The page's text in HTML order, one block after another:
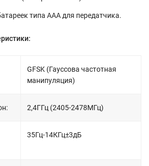
типа ААА для передатчика.
GFSK (Гауссова частотная
манипуляция)
2,4ГГц (2405-2478МГц)
35Гц-14КГц±3дБ